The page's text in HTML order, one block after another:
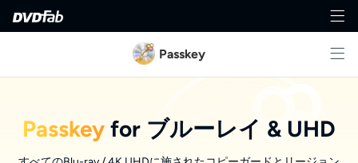
Passkey
Passkey for ブルーレイ & UHD